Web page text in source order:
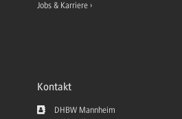
Jobs & Karriere
Kontakt
DHBW Mannheim